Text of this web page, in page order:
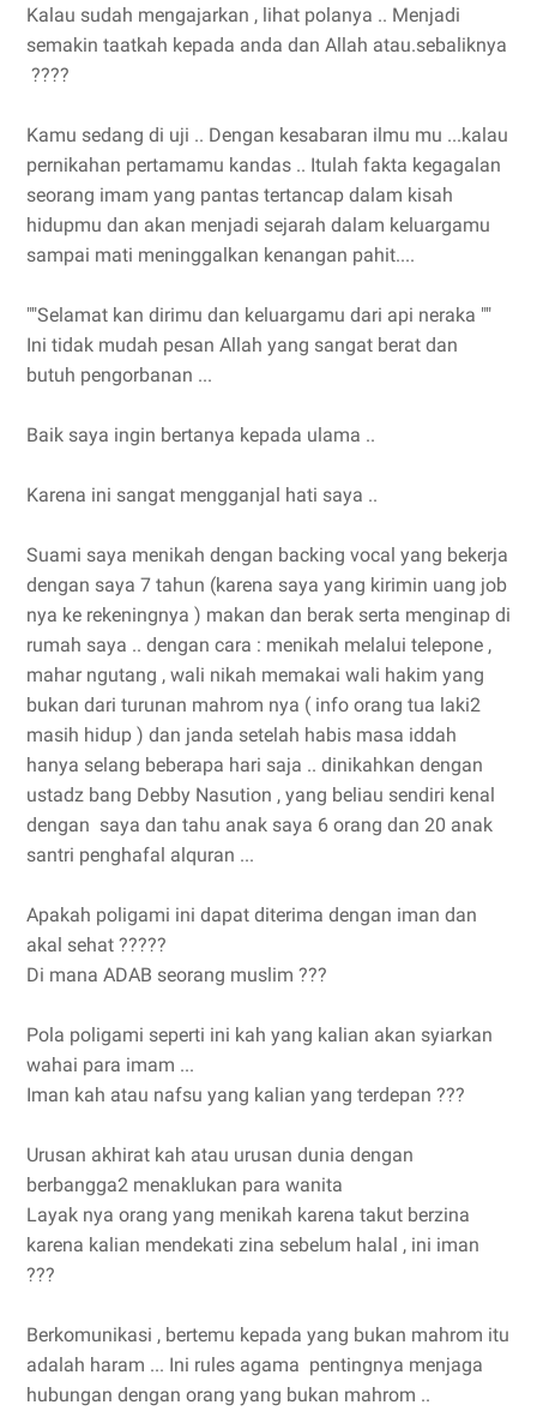
Kalau sudah mengajarkan , lihat polanya .. Menjadi
semakin taatkah kepada anda dan Allah atau.sebaliknya
????
Kamu sedang di uji .. Dengan kesabaran ilmu mu ...kalau
pernikahan pertamamu kandas .. Itulah fakta kegagalan
seorang imam yang pantas tertancap dalam kisah
hidupmu dan akan menjadi sejarah dalam keluargamu
sampai mati meninggalkan kenangan pahit....
""Selamat kan dirimu dan keluargamu dari api neraka ""
Ini tidak mudah pesan Allah yang sangat berat dan
butuh pengorbanan ...
Baik saya ingin bertanya kepada ulama ..
Karena ini sangat mengganjal hati saya ..
Suami saya menikah dengan backing vocal yang bekerja
dengan saya 7 tahun (karena saya yang kirimin uang job
nya ke rekeningnya ) makan dan berak serta menginap di
rumah saya .. dengan cara : menikah melalui telepone ,
mahar ngutang , wali nikah memakai wali hakim yang
bukan dari turunan mahrom nya ( info orang tua laki2
masih hidup ) dan janda setelah habis masa iddah
hanya selang beberapa hari saja .. dinikahkan dengan
ustadz bang Debby Nasution , yang beliau sendiri kenal
dengan saya dan tahu anak saya 6 orang dan 20 anak
santri penghafal alquran ...
Apakah poligami ini dapat diterima dengan iman dan
akal sehat ?????
Di mana ADAB seorang muslim ???
Pola poligami seperti ini kah yang kalian akan syiarkan
wahai para imam ...
Iman kah atau nafsu yang kalian yang terdepan ???
Urusan akhirat kah atau urusan dunia dengan
berbangga2 menaklukan para wanita
Layak nya orang yang menikah karena takut berzina
karena kalian mendekati zina sebelum halal , ini iman
???
Berkomunikasi , bertemu kepada yang bukan mahrom itu
adalah haram ... Ini rules agama pentingnya menjaga
hubungan dengan orang yang bukan mahrom ..